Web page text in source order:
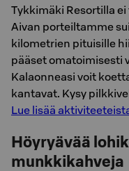
Tykkimäki Resortilla
Aivan porteiltamme
kilometrien pituisille
pääset omatoimisesti
Kalaonneasi voit
kantavat. Kysy
Lue lisää
Höyryävää
munkkikahveja